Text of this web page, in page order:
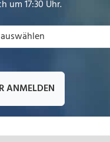
um 17:30 Uhr.
ANMELDEN